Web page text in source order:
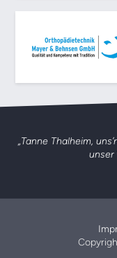
„Tanne Thalheim,
unser